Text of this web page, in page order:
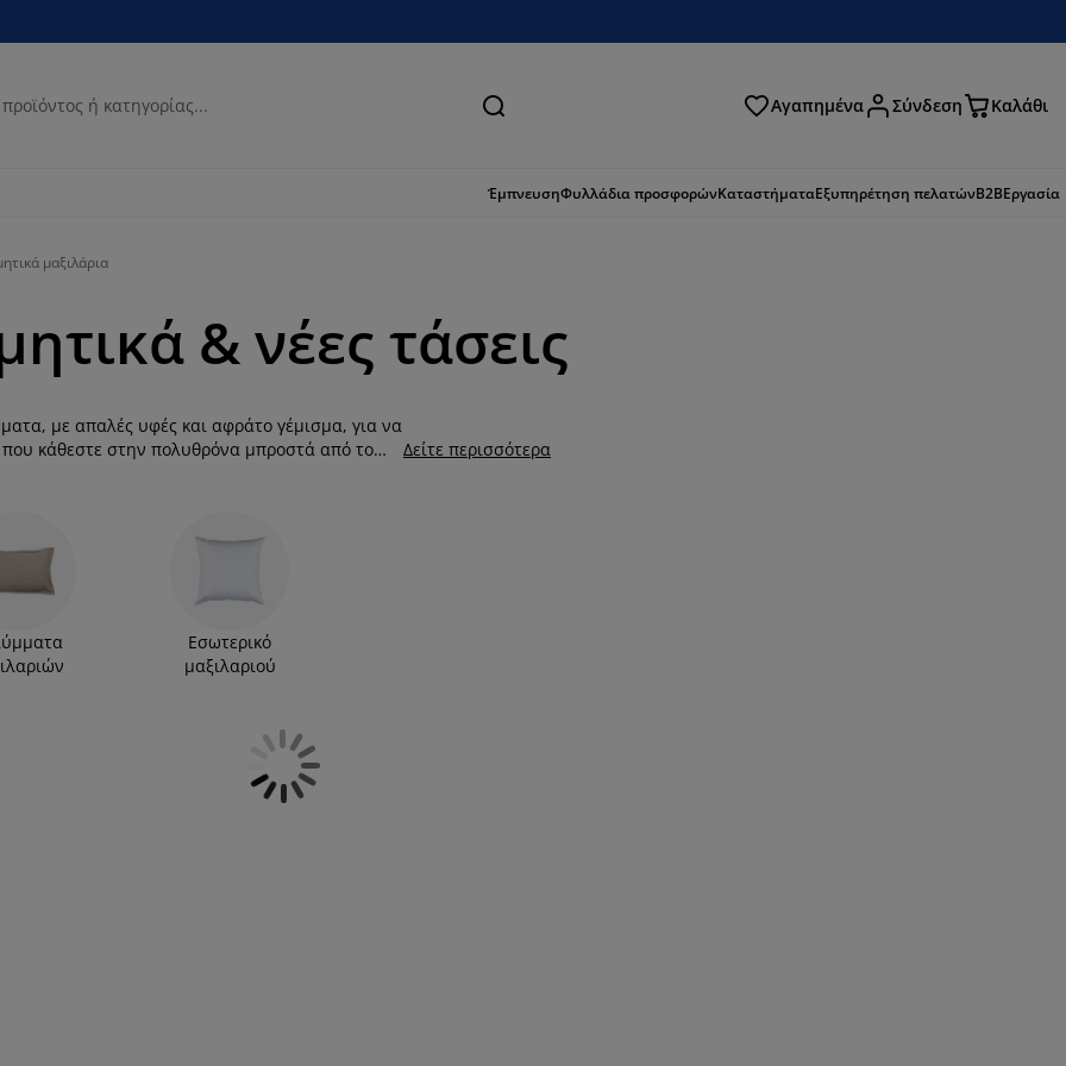
Αναζήτηση Αγαπημένα Σύνδεση Καλάθι
ΈμπνευσηΦυλλάδια προσφορώνΚαταστήματαΕξυπηρέτηση πελατώνB2BΕργασία
μαξιλάρια
& νέες τάσεις
με απαλές υφές και αφράτο γέμισμα, για να
κάθεστε στην πολυθρόνα μπροστά από το
στη JYSK όλες τις νέες τάσεις για το σπίτι,
Δείτε περισσότερα
Εσωτερικό
μαξιλαριού